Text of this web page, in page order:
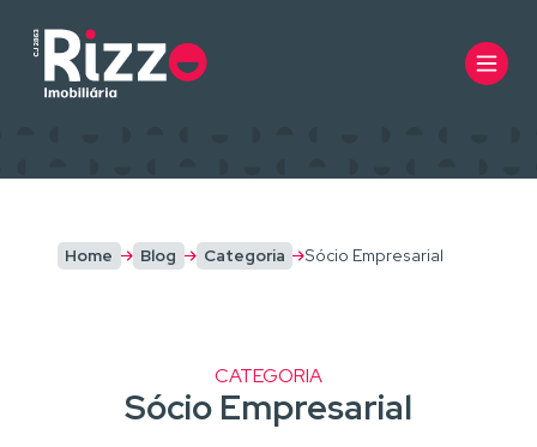
Home Blog Categoria Sócio Empresarial
CATEGORIA
Sócio Empresarial